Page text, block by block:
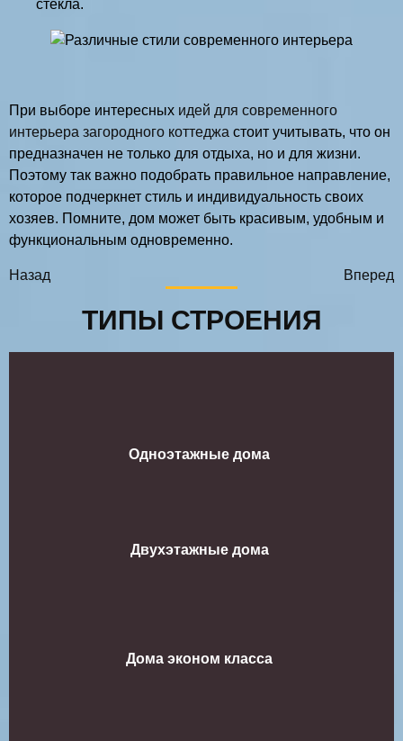
стекла.
При выборе интересных идей для современного
интерьера загородного коттеджа стоит учитывать, что он
предназначен не только для отдыха, но и для жизни.
Поэтому так важно подобрать правильное направление,
которое подчеркнет стиль и индивидуальность своих
хозяев. Помните, дом может быть красивым, удобным и
функциональным одновременно.
Назад Вперед
ТИПЫ СТРОЕНИЯ
Одноэтажные дома
Двухэтажные дома
Дома эконом класса